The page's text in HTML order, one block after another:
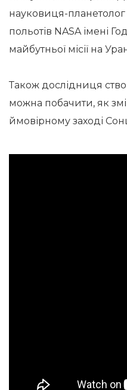
науковиця-
польотів NASA імені
майбутньої місії на
Також дослідниця
можна побачити, як
ймовірному заході